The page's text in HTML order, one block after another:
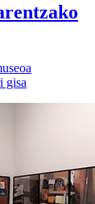
gisa